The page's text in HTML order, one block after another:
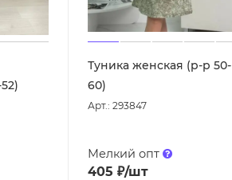
Туника женская (р-р 50-
60)
Арт.: 293847
Мелкий опт
405 ₽/шт